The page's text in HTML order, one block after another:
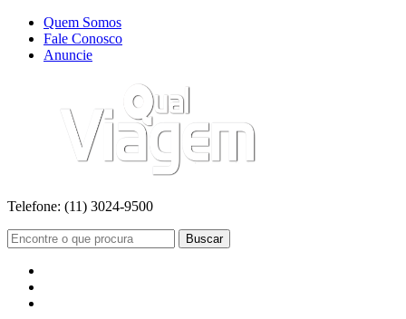
Quem Somos
Fale Conosco
Anuncie
Telefone: (11) 3024-9500
Buscar